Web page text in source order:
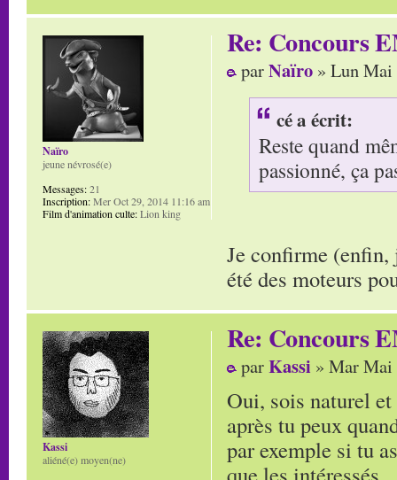
Re: Concours
parNaïro » Lun Mai
cé a écrit:
Reste quand
passionné, ça
Je confirme (enfin,
été des moteurs
Naïro
jeune névrosé(e)
Messages:21
Inscription:Mer Oct 29, 2014 11:16 am
Film d'animation culte:Lion king
Re: Concours
parKassi » Mar Mai
Oui, sois naturel
après tu peux
par exemple si tu
que les intéressés
Kassi
aliéné(e) moyen(ne)